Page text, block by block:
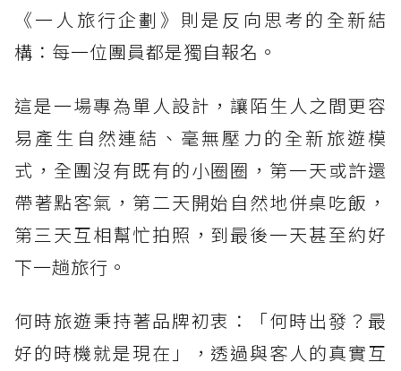
《一人旅行企劃》則是反向思考的全新結
構：每一位團員都是獨自報名。
這是一場專為單人設計，讓陌生人之間更容
易產生自然連結、毫無壓力的全新旅遊模
式，全團沒有既有的小圈圈，第一天或許還
帶著點客氣，第二天開始自然地併桌吃飯，
第三天互相幫忙拍照，到最後一天甚至約好
下一趟旅行。
何時旅遊秉持著品牌初衷：「何時出發？最
好的時機就是現在」，透過與客人的真實互